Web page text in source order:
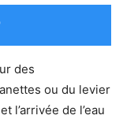
des
ou du levier
l’arrivée de l’eau